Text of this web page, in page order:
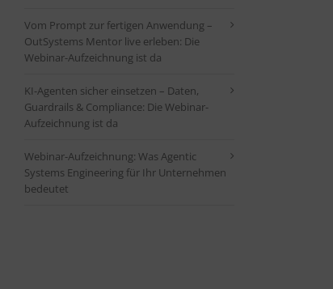
Vom Prompt zur fertigen Anwendung –
OutSystems Mentor live erleben: Die
Webinar-Aufzeichnung ist da
KI-Agenten sicher einsetzen – Daten,
Guardrails & Compliance: Die Webinar-
Aufzeichnung ist da
Webinar-Aufzeichnung: Was Agentic
Systems Engineering für Ihr Unternehmen
bedeutet